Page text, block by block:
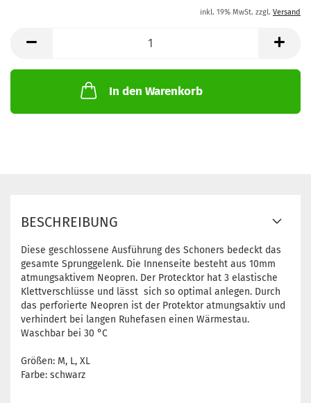
inkl. 19% MwSt. zzgl. Versand
In den Warenkorb
BESCHREIBUNG
Diese geschlossene Ausführung des Schoners bedeckt das
gesamte Sprunggelenk. Die Innenseite besteht aus 10mm
atmungsaktivem Neopren. Der Protecktor hat 3 elastische
Klettverschlüsse und lässt sich so optimal anlegen. Durch
das perforierte Neopren ist der Protektor atmungsaktiv und
verhindert bei langen Ruhefasen einen Wärmestau.
Waschbar bei 30 °C
Größen: M, L, XL
Farbe: schwarz